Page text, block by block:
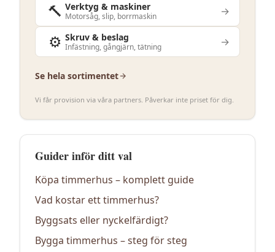
🔨 Verktyg & maskiner
Motorsåg, slip, borrmaskin →
⚙️ Skruv & beslag
Infästning, gångjärn, tätning →
Se hela sortimentet
Vi får provision via våra partners. Påverkar inte priset för dig.
Guider inför ditt val
Köpa timmerhus – komplett guide
Vad kostar ett timmerhus?
Byggsats eller nyckelfärdigt?
Bygga timmerhus – steg för steg